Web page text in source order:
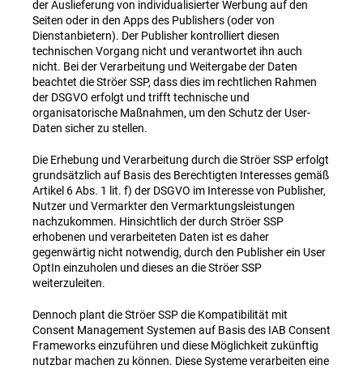
der Auslieferung von individualisierter Werbung auf den
Seiten oder in den Apps des Publishers (oder von
Dienstanbietern). Der Publisher kontrolliert diesen
technischen Vorgang nicht und verantwortet ihn auch
nicht. Bei der Verarbeitung und Weitergabe der Daten
beachtet die Ströer SSP, dass dies im rechtlichen Rahmen
der DSGVO erfolgt und trifft technische und
organisatorische Maßnahmen, um den Schutz der User-
Daten sicher zu stellen.
Die Erhebung und Verarbeitung durch die Ströer SSP erfolgt
grundsätzlich auf Basis des Berechtigten Interesses gemäß
Artikel 6 Abs. 1 lit. f) der DSGVO im Interesse von Publisher,
Nutzer und Vermarkter den Vermarktungsleistungen
nachzukommen. Hinsichtlich der durch Ströer SSP
erhobenen und verarbeiteten Daten ist es daher
gegenwärtig nicht notwendig, durch den Publisher ein User
OptIn einzuholen und dieses an die Ströer SSP
weiterzuleiten.
Dennoch plant die Ströer SSP die Kompatibilität mit
Consent Management Systemen auf Basis des IAB Consent
Frameworks einzuführen und diese Möglichkeit zukünftig
nutzbar machen zu können. Diese Systeme verarbeiten eine